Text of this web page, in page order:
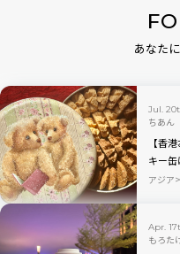
あなた
Jul.
ちあん
【香
キー
レビ
アジア
Apr.
もろた